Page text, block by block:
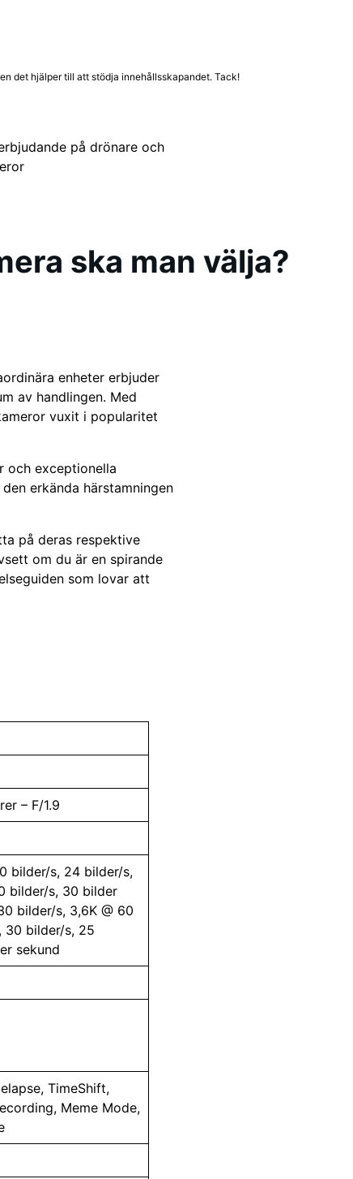
det hjälper till att stödja innehållsskapandet. Tack!
på drönare och
ska man välja?
enheter erbjuder
av handlingen. Med
vuxit i popularitet
och exceptionella
den erkända härstamningen
på deras respektive
om du är en spirande
som lovar att
– F/1.9
bilder/s, 24 bilder/s,
bilder/s, 30 bilder
bilder/s, 3,6K @ 60
30 bilder/s, 25
sekund
TimeShift,
Meme Mode,